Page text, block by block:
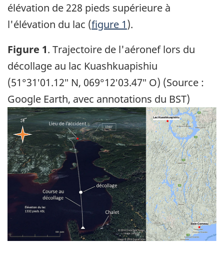
élévation de 228 pieds supérieure à
l'élévation du lac (figure 1).
Figure 1. Trajectoire de l'aéronef lors du
décollage au lac Kuashkuapishiu
(51°31′01.12″ N, 069°12′03.47″ O) (Source :
Google Earth, avec annotations du BST)
Image